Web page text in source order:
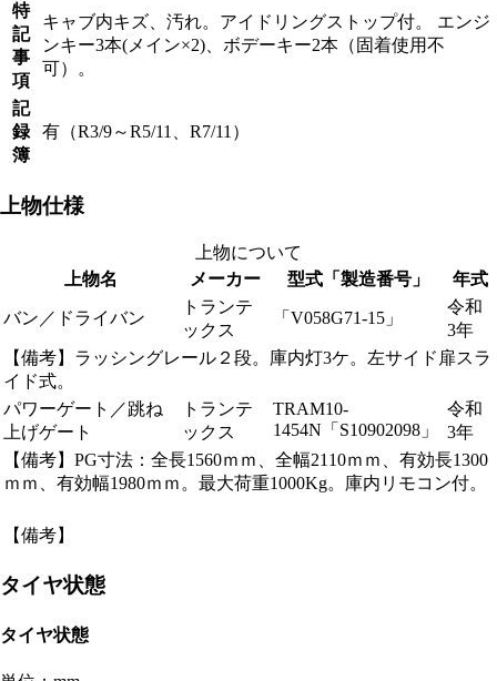
特
記
事
項
キャブ内キズ、汚れ。アイドリングストップ付。 エンジ
ンキー3本(メイン×2)、ボデーキー2本（固着使用不
可）。
記
録
簿
有（R3/9～R5/11、R7/11）
上物仕様
上物について
上物名
メーカー 型式「製造番号」 年式
バン／ドライバン
トランテ
ックス
「V058G71-15」
令和
3年
【備考】ラッシングレール２段。庫内灯3ケ。左サイド扉スラ
イド式。
パワーゲート／跳ね
上げゲート
トランテ
ックス
TRAM10-
1454N「S10902098」
令和
3年
【備考】PG寸法：全長1560ｍｍ、全幅2110ｍｍ、有効長1300
ｍｍ、有効幅1980ｍｍ。最大荷重1000Kg。庫内リモコン付。
【備考】
タイヤ状態
タイヤ状態